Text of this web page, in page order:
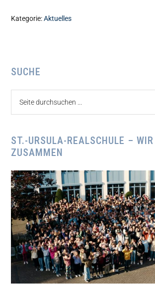
Kategorie:Aktuelles
Seitenspalte
SUCHE
ST.-URSULA-REALSCHULE –
ZUSAMMEN